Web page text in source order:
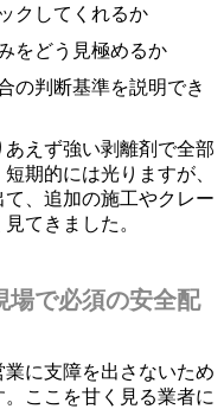
クしてくれるか
をどう見極めるか
の判断基準を説明でき
えず強い剥離剤で全部
期的には光りますが、
、追加の施工やクレー
てきました。
場で必須の安全配
に支障を出さないため
ここを甘く見る業者に